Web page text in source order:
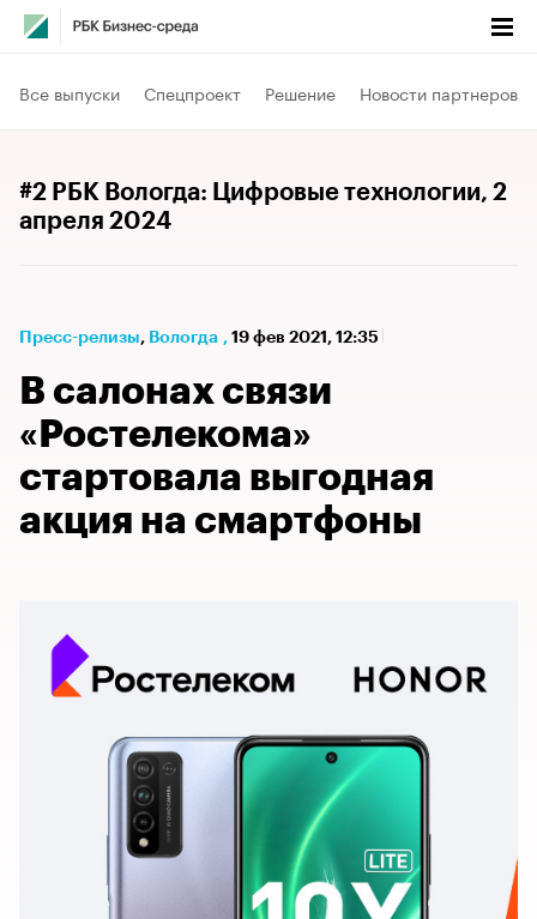
Все выпуски Спецпроект Решение Новости партнеров
#2 РБК Вологда: Цифровые технологии, 2
апреля 2024
Пресс-релизы⁠, Вологда , 19 фев 2021, 12:35
В салонах связи
«Ростелекома»
стартовала выгодная
акция на смартфоны